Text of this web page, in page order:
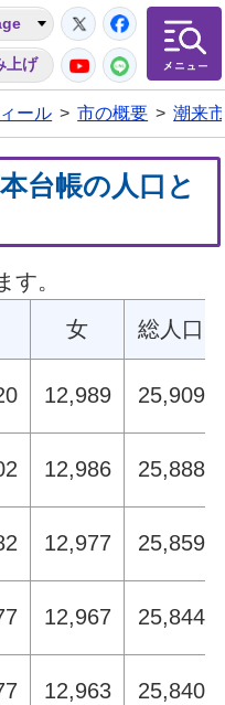
上げ
Twitter
YouTube
LINE
ール > 市の概要 > 潮来
台帳の人口と
。
女 総人口
12,989 25,909
12,986 25,888
12,977 25,859
12,967 25,844
12,963 25,840